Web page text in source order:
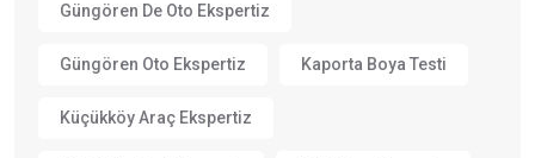
Güngören De Oto Ekspertiz
Güngören Oto Ekspertiz Kaporta Boya Testi
Küçükköy Araç Ekspertiz